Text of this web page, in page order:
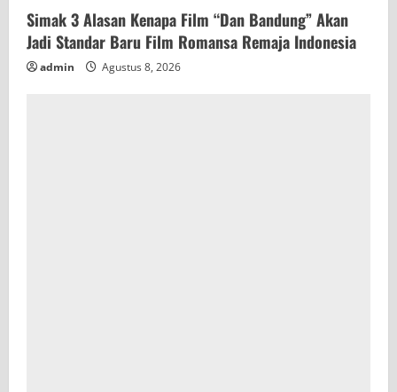
Simak 3 Alasan Kenapa Film “Dan Bandung” Akan
Jadi Standar Baru Film Romansa Remaja Indonesia
admin Agustus 8, 2026